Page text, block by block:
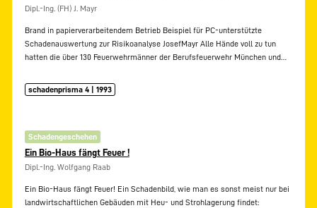
Dipl.-Ing. (FH) J. Mayr
Brand in papierverarbeitendem Betrieb Beispiel für PC-unterstützte
Schadenauswertung zur Risikoanalyse JosefMayr Alle Hände voll zu tun
hatten die über 130 Feuerwehrmänner der Berufsfeuerwehr München und…
schadenprisma 4 | 1993
Schadengeschehen
Ein Bio-Haus fängt Feuer !
Dipl.-Ing. Wolfgang Raab
Ein Bio-Haus fängt Feuer! Ein Schadenbild, wie man es sonst meist nur bei
landwirtschaftlichen Gebäuden mit Heu- und Strohlagerung findet: